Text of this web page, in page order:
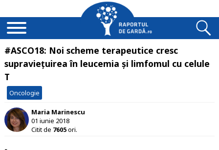
#ASCO18: Noi scheme terapeutice cresc
supraviețuirea în leucemia și limfomul cu celule
T
Oncologie
Maria Marinescu
01 iunie 2018
Citit de 7605ori.